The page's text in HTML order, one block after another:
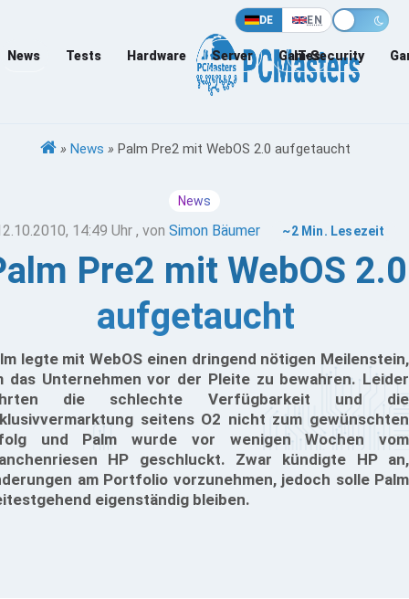
DE EN
News Tests Hardware Server Games
IT-Security
» News » Palm Pre2 mit WebOS 2.0 aufgetaucht
News
14:49 Uhr , vonSimon Bäumer ~2 Min. Lesezeit
Pre2 mit WebOS 2.0
aufgetaucht
legte mit WebOS einen dringend nötigen Meilenstein,
das Unternehmen vor der Pleite zu bewahren. Leider
die schlechte Verfügbarkeit und die
seitens O2 nicht zum gewünschten
und Palm wurde vor wenigen Wochen vom
HP geschluckt. Zwar kündigte HP an,
am Portfolio vorzunehmen, jedoch solle Palm
eigenständig bleiben.